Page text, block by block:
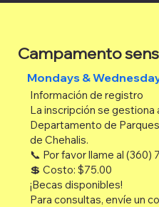
Campamento
Mondays &
Información de registro
La inscripción se gestiona
Departamento de
de Chehalis.
📞 Por favor llame al
💲 Costo: $75.00
¡Becas disponibles!
Para consultas, envíe un